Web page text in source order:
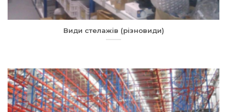
Види стелажів (різновиди)